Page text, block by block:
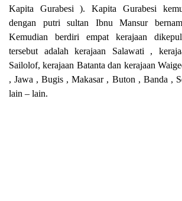
Kapita Gurabesi ). Kapita Gurabesi
dengan putri sultan Ibnu Mansur
Kemudian berdiri empat kerajaan
tersebut adalah kerajaan Salawati ,
Sailolof, kerajaan Batanta dan kerajaan
,Jawa , Bugis ,Makasar , Buton , Banda ,
lain – lain.